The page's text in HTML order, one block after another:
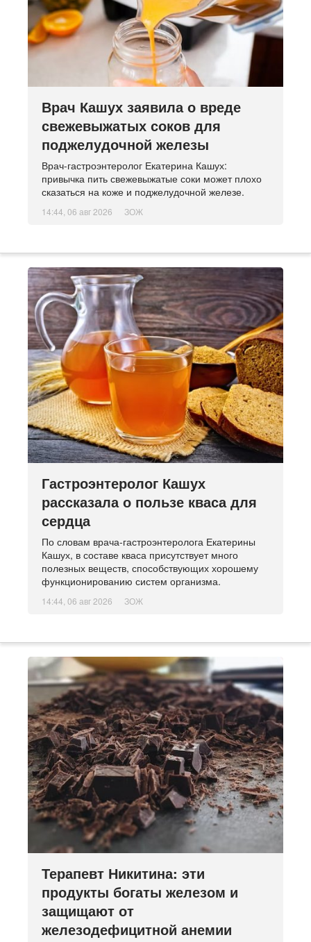
Врач Кашух заявила о вреде
свежевыжатых соков для
поджелудочной железы
Врач-гастроэнтеролог Екатерина Кашух:
привычка пить свежевыжатые соки может плохо
сказаться на коже и поджелудочной железе.
14:44, 06 авг 2026 ЗОЖ
Гастроэнтеролог Кашух
рассказала о пользе кваса для
сердца
По словам врача-гастроэнтеролога Екатерины
Кашух, в составе кваса присутствует много
полезных веществ, способствующих хорошему
функционированию систем организма.
14:44, 06 авг 2026 ЗОЖ
Терапевт Никитина: эти
продукты богаты железом и
защищают от
железодефицитной анемии